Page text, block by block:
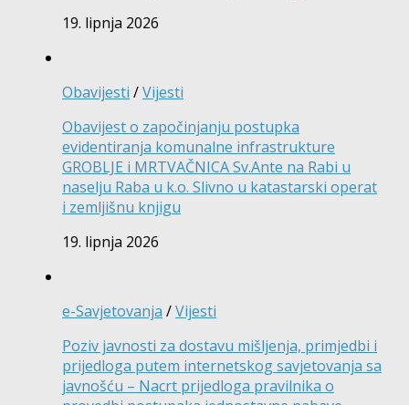
19. lipnja 2026
Obavijesti /Vijesti
Obavijest o započinjanju postupka
evidentiranja komunalne infrastrukture
GROBLJE i MRTVAČNICA Sv.Ante na Rabi u
naselju Raba u k.o. Slivno u katastarski operat
i zemljišnu knjigu
19. lipnja 2026
e-Savjetovanja /Vijesti
Poziv javnosti za dostavu mišljenja, primjedbi i
prijedloga putem internetskog savjetovanja sa
javnošću – Nacrt prijedloga pravilnika o